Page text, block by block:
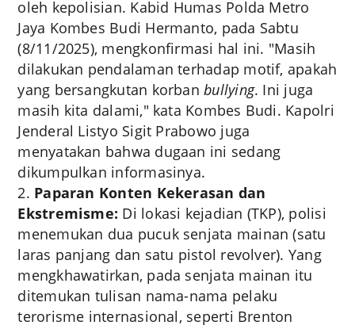
oleh kepolisian. Kabid Humas Polda Metro
Jaya Kombes Budi Hermanto, pada Sabtu
(8/11/2025), mengkonfirmasi hal ini. "Masih
dilakukan pendalaman terhadap motif, apakah
yang bersangkutan korbanbullying. Ini juga
masih kita dalami," kata Kombes Budi. Kapolri
Jenderal Listyo Sigit Prabowo juga
menyatakan bahwa dugaan ini sedang
dikumpulkan informasinya.
Paparan Konten Kekerasan dan
Ekstremisme: Di lokasi kejadian (TKP), polisi
menemukan dua pucuk senjata mainan (satu
laras panjang dan satu pistol revolver). Yang
mengkhawatirkan, pada senjata mainan itu
ditemukan tulisan nama-nama pelaku
terorisme internasional, seperti Brenton